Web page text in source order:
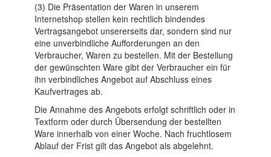
(3) Die Präsentation der Waren in unserem
Internetshop stellen kein rechtlich bindendes
Vertragsangebot unsererseits dar, sondern sind nur
eine unverbindliche Aufforderungen an den
Verbraucher, Waren zu bestellen. Mit der Bestellung
der gewünschten Ware gibt der Verbraucher ein für
ihn verbindliches Angebot auf Abschluss eines
Kaufvertrages ab.
Die Annahme des Angebots erfolgt schriftlich oder in
Textform oder durch Übersendung der bestellten
Ware innerhalb von einer Woche. Nach fruchtlosem
Ablauf der Frist gilt das Angebot als abgelehnt.